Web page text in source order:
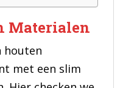
Materialen
houten
met een slim